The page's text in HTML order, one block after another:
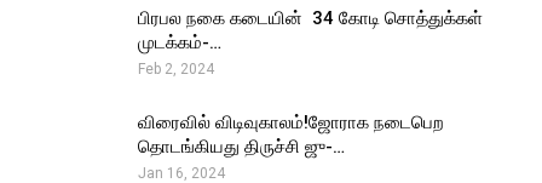
பிரபல நகை கடையின் ₹ 34 கோடி சொத்துக்கள்
முடக்கம்-…
Feb 2, 2024
விரைவில் விடிவுகாலம்!ஜோராக நடைபெற
தொடங்கியது திருச்சி ஜு-…
Jan 16, 2024